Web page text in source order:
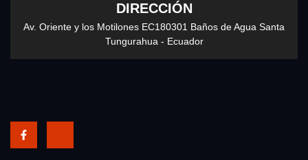
DIRECCIÓN
Av. Oriente y los Motilones EC180301 Baños de Agua Santa
Tungurahua - Ecuador